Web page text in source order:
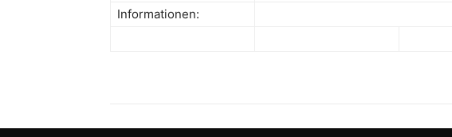
Informationen: